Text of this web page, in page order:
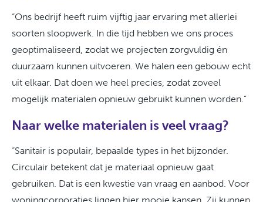
“Ons bedrijf heeft ruim vijftig jaar ervaring met allerlei
soorten sloopwerk. In die tijd hebben we ons proces
geoptimaliseerd, zodat we projecten zorgvuldig én
duurzaam kunnen uitvoeren. We halen een gebouw echt
uit elkaar. Dat doen we heel precies, zodat zoveel
mogelijk materialen opnieuw gebruikt kunnen worden.”
Naar welke materialen is veel vraag?
“Sanitair is populair, bepaalde types in het bijzonder.
Circulair betekent dat je materiaal opnieuw gaat
gebruiken. Dat is een kwestie van vraag en aanbod. Voor
woningcorporaties liggen hier mooie kansen. Zij kunnen